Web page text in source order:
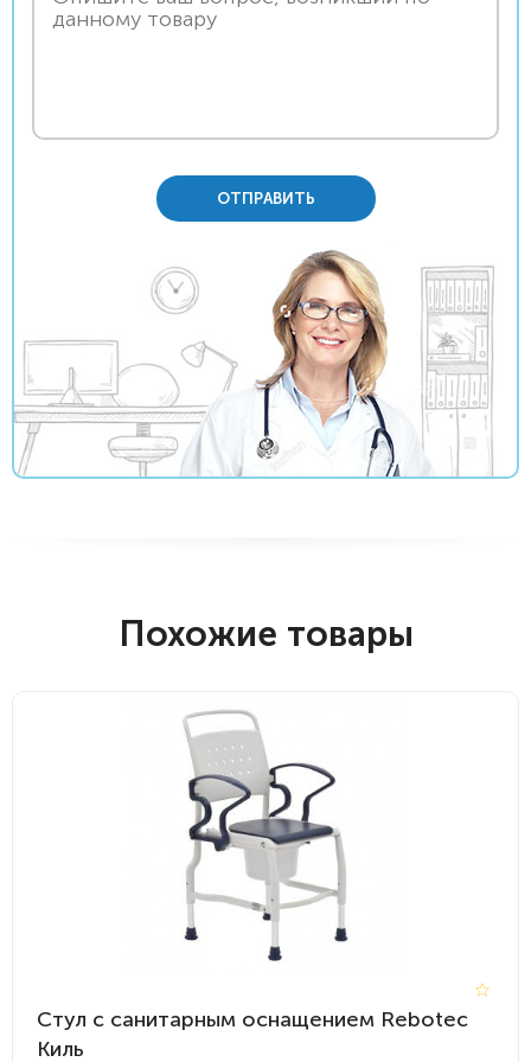
ОТПРАВИТЬ
Похожие товары
Стул с санитарным оснащением Rebotec
Киль